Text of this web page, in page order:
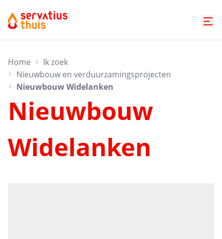
Home
Ik zoek
Nieuwbouw en verduurzamingsprojecten
Nieuwbouw Widelanken
Nieuwbouw
Widelanken